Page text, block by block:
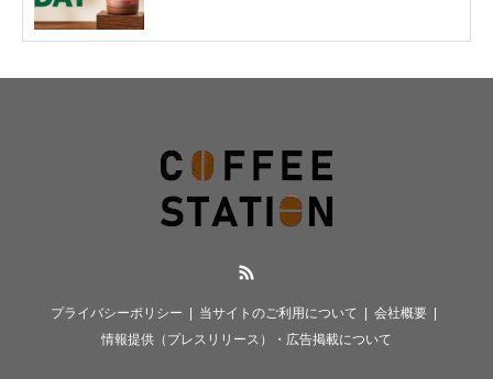
プライバシーポリシー 当サイトのご利用について
会社概要
情報提供（プレスリリース）・広告掲載について